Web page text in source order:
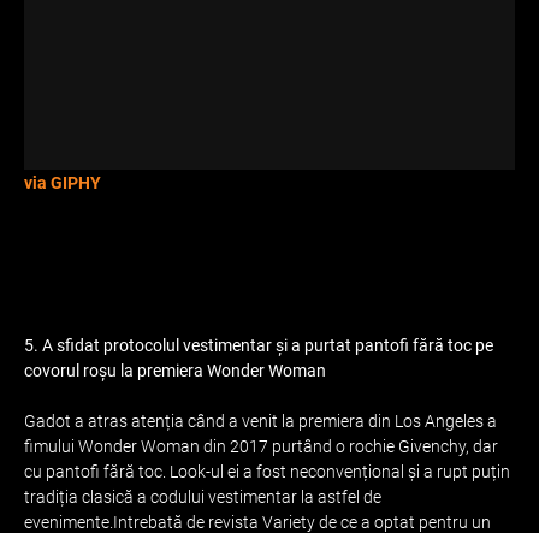
via GIPHY
5. A sfidat protocolul vestimentar și a purtat pantofi fără toc pe
covorul roșu la premiera Wonder Woman
Gadot a atras atenția când a venit la premiera din Los Angeles a
fimului Wonder Woman din 2017 purtând o rochie Givenchy, dar
cu pantofi fără toc. Look-ul ei a fost neconvențional și a rupt puțin
tradiția clasică a codului vestimentar la astfel de
evenimente.Intrebată de revista Variety de ce a optat pentru un